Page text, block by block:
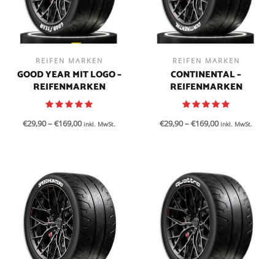
REIFEN MARKEN
GOOD YEAR MIT LOGO –
REIFENMARKEN
€29,90–€169,00 inkl. MwSt.
REIFEN MARKEN
CONTINENTAL –
REIFENMARKEN
€29,90–€169,00 inkl. MwSt.